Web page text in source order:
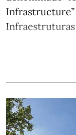
Infrastructure”